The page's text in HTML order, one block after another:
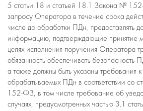
5 статьи 18 и статьей 18.1 Закона №
запросу Оператора в течение срока
числе до обработки ПДн, предоставлять
информацию, подтверждающие принятие
целях исполнения поручения Оператора
обязанность обеспечивать безопасность
а также должны быть указаны требования
обрабатываемых ПДн в соответствии со
152-ФЗ, в том числе требование об
случаях, предусмотренных частью 3.1